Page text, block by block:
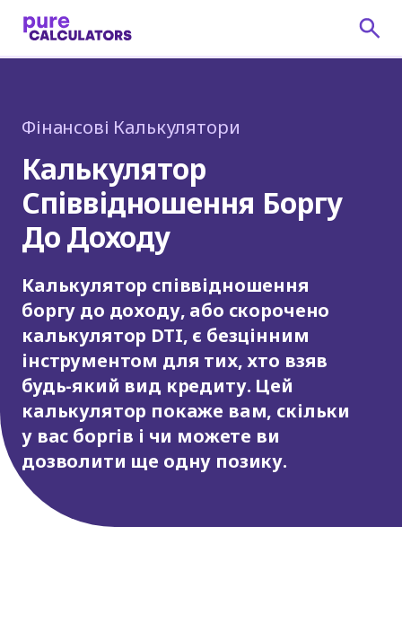
Фінансові Калькулятори
Калькулятор
Співвідношення Боргу
До Доходу
Калькулятор співвідношення
боргу до доходу, або скорочено
калькулятор DTI, є безцінним
інструментом для тих, хто взяв
будь-який вид кредиту. Цей
калькулятор покаже вам, скільки
у вас боргів і чи можете ви
дозволити ще одну позику.